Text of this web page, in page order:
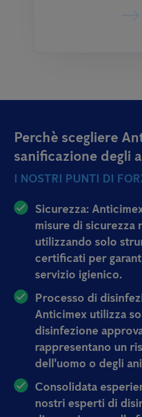
Perchè scegliere
sanificazione degli
I NOSTRI PUNTI DI
Sicurezza:
misure di sicurezza
utilizzando solo
certificati per
servizio igienico.
Processo di
Anticimex utilizza
disinfezione
rappresentano un
dell'uomo o degli
Consolidata
nostri esperti di